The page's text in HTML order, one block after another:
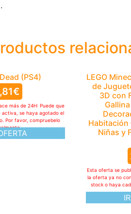
(PS4)
€
más de 24H: Puede que
se haya agotado el
Por favor, compruebelo
LEGO
de
3D con
Habitación
Niñas y
Esta oferta se
la oferta ya no
stock o haya